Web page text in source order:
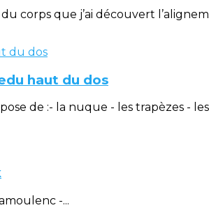
corps que j’ai découvert
haut du dos
de :- la nuque - les trapèzes -
-...